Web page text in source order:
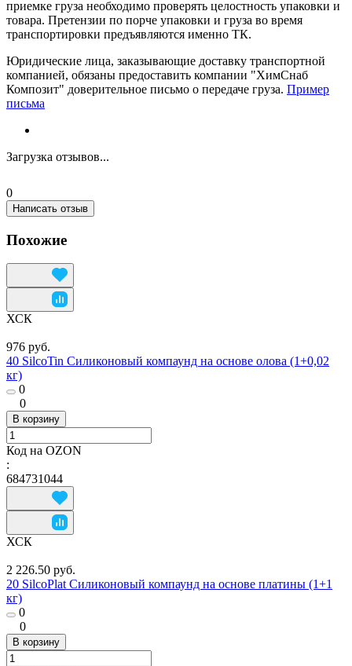
приемке груза необходимо проверять целостность упаковки и
товара. Претензии по порче упаковки и груза во время
транспортировки предъявляются именно ТК.
Юридические лица, заказывающие доставку транспортной
компанией, обязаны предоставить компании "ХимСнаб
Композит" доверительное письмо о передаче груза. Пример
письма
Загрузка отзывов...
0
Написать отзыв
Похожие
ХСК
976 руб.
40 SilcoTin Силиконовый компаунд на основе олова (1+0,02
кг)
0
0
В корзину
Код на OZON
:
684731044
ХСК
2 226.50 руб.
20 SilcoPlat Силиконовый компаунд на основе платины (1+1
кг)
0
0
В корзину